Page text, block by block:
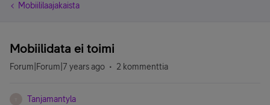
Mobiililaajakaista
Mobiilidata ei toimi
Forum|Forum|7 years ago 2 kommenttia
Tanjamantyla